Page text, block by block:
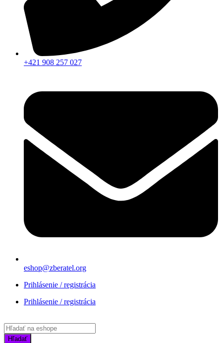
+421 908 257 027
eshop@zberatel.org
Prihlásenie / registrácia
Prihlásenie / registrácia
Products
search
Hľadať